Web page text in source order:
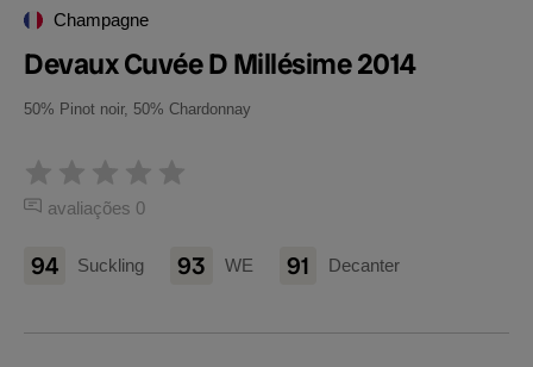
Champagne
Devaux Cuvée D Millésime 2014
50% Pinot noir, 50% Chardonnay
avaliações 0
94 Suckling 93 WE 91 Decanter